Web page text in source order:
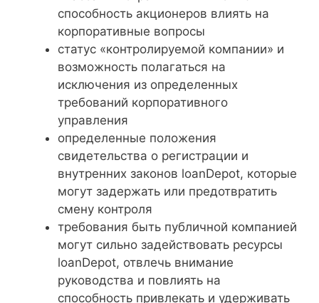
способность акционеров влиять на
корпоративные вопросы
статус «контролируемой компании» и
возможность полагаться на
исключения из определенных
требований корпоративного
управления
определенные положения
свидетельства о регистрации и
внутренних законов loanDepot, которые
могут задержать или предотвратить
смену контроля
требования быть публичной компанией
могут сильно задействовать ресурсы
loanDepot, отвлечь внимание
руководства и повлиять на
способность привлекать и удерживать